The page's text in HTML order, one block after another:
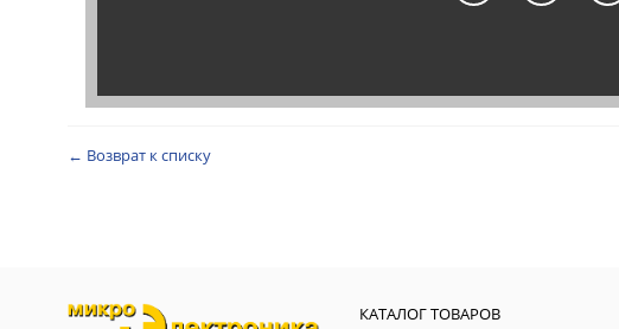
← Возврат к списку
КАТАЛОГ ТОВАРОВ